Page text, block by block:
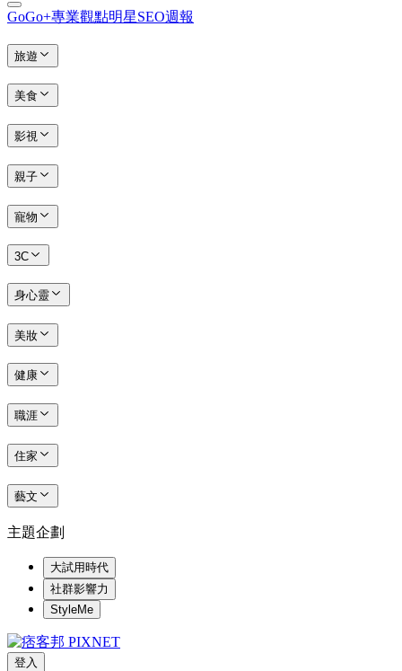
GoGo+專業觀點明星SEO週報
旅遊
美食
影視
親子
寵物
3C
身心靈
美妝
健康
職涯
住家
藝文
主題企劃
大試用時代
社群影響力
StyleMe
登入